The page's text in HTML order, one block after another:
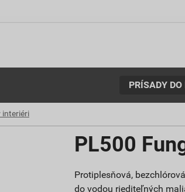
PRÍSADY DO
interiéri
PL500
Protiplesňová,
do vodou riediteľných